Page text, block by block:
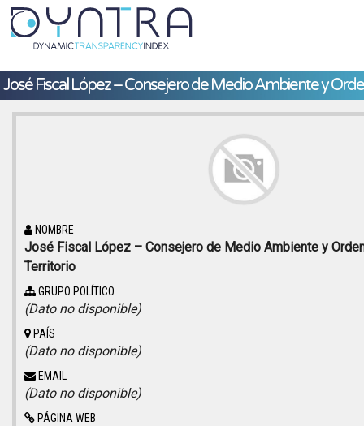
José Fiscal López – Consejero de Medio Ambiente y
NOMBRE
José Fiscal López – Consejero de Medio Ambiente y
Territorio
GRUPO POLÍTICO
(Dato no disponible)
PAÍS
(Dato no disponible)
EMAIL
(Dato no disponible)
PÁGINA WEB